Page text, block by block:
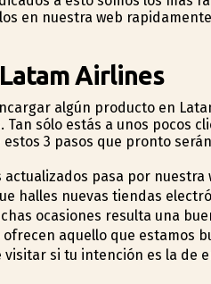
en nuestra web
Airlines
algún producto en
sólo estás a unos pocos
3 pasos que pronto
pasa por nuestra
halles nuevas tiendas
ocasiones resulta una
aquello que estamos
si tu intención es la de